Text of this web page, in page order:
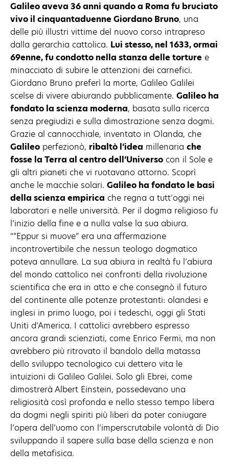
Galileo aveva 36 anni quando a Roma fu bruciato
vivo il cinquantaduenne Giordano Bruno, una
delle più illustri vittime del nuovo corso intrapreso
dalla gerarchia cattolica. Lui stesso, nel 1633, ormai
69enne, fu condotto nella stanza delle torture e
minacciato di subire le attenzioni dei carnefici.
Giordano Bruno preferì la morte, Galileo Galilei
scelse di vivere abiurando pubblicamente. Galileo ha
fondato la scienza moderna, basata sulla ricerca
senza pregiudizi e sulla dimostrazione senza dogmi.
Grazie al cannocchiale, inventato in Olanda, che
Galileo perfezionò, ribaltò l’idea millenaria che
fosse la Terra al centro dell’Universo con il Sole e
gli altri pianeti che vi ruotavano attorno. Scoprì
anche le macchie solari. Galileo ha fondato le basi
della scienza empirica che regna a tutt’oggi nei
laboratori e nelle università. Per il dogma religioso fu
l’inizio della fine e a nulla valse la sua abiura.
“”Eppur si muove” era una affermazione
incontrovertibile che nessun teologo dogmatico
poteva annullare. La sua abiura in realtà fu l’abiura
del mondo cattolico nei confronti della rivoluzione
scientifica che era in atto e che consegnò il futuro
del continente alle potenze protestanti: olandesi e
inglesi in primo luogo, poi i tedeschi, oggi gli Stati
Uniti d’America. I cattolici avrebbero espresso
ancora grandi scienziati, come Enrico Fermi, ma non
avrebbero più ritrovato il bandolo della matassa
dello sviluppo tecnologico cui dettero vita le
intuizioni di Galileo Galilei. Solo gli Ebrei, come
dimostrerà Albert Einstein, possedevano una
religiosità così profonda e nello stesso tempo libera
da dogmi negli spiriti più liberi da poter coniugare
l’opera dell’uomo con l’imperscrutabile volontà di Dio
sviluppando il sapere sulla base della scienza e non
della metafisica.